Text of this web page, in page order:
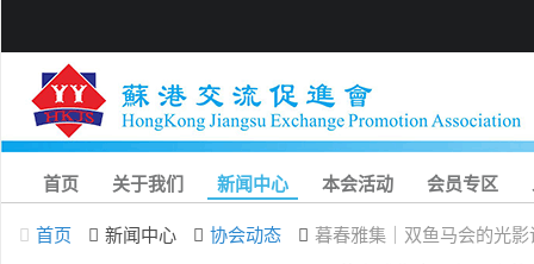
首页 关于我们 新闻中心 本会活动 会员专区
首页 新闻中心 协会动态
暮春雅集｜双鱼马会的光影